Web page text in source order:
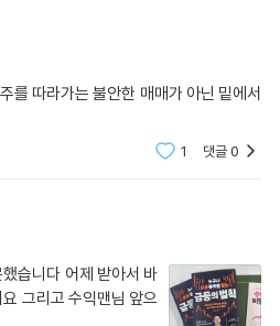
를 따라가는 불안한 매매가 아닌 밑에서
1 댓글0
습니다 어제 받아서 바
그리고 수익맨님 앞으